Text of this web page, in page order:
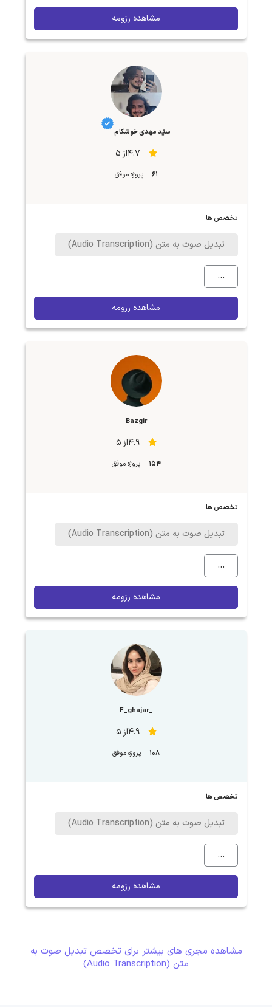
مشاهده رزومه
سیّد مهدی خوشکام
4.7از 5
61 پروژه موفق
تخصص ها
تبدیل صوت به متن (Audio Transcription)
...
مشاهده رزومه
Bazgir
4.9از 5
154 پروژه موفق
تخصص ها
تبدیل صوت به متن (Audio Transcription)
...
مشاهده رزومه
_F_ghajar
4.9از 5
108 پروژه موفق
تخصص ها
تبدیل صوت به متن (Audio Transcription)
...
مشاهده رزومه
مشاهده مجری های بیشتر برای تخصص تبدیل صوت به
متن (Audio Transcription)